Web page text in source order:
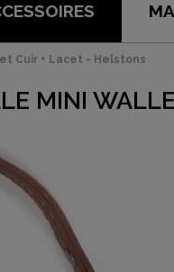
Cuir + Lacet - Helstons
MINI